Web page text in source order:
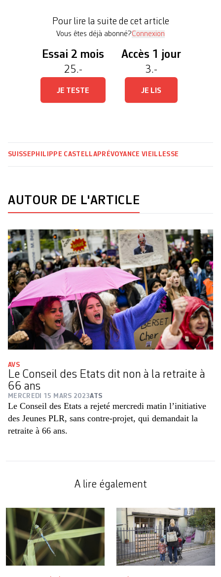
pour la seconde, hier au Conseil […]
Pour lire la suite de cet article
Vous êtes déjà abonné?Connexion
Essai 2 mois
25.-
JE TESTE
Accès 1 jour
3.-
JE LIS
SUISSE PHILIPPE CASTELLA PRÉVOYANCE VIEILLESSE
AUTOUR DE L'ARTICLE
AVS
Le Conseil des Etats dit non à la retraite à
66 ans
MERCREDI 15 MARS 2023ATS
Le Conseil des Etats a rejeté mercredi matin l’initiative
des Jeunes PLR, sans contre-projet, qui demandait la
retraite à 66 ans.
A lire également